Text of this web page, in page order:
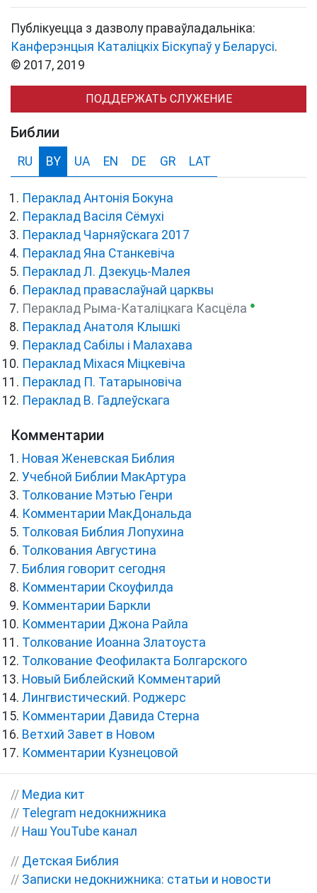
Публікуецца з дазволу праваўладальніка:
Канферэнцыя Каталіцкіх Біскупаў у Беларусі.
© 2017, 2019
ПОДДЕРЖАТЬ СЛУЖЕНИЕ
Библии
RU BY UA EN DE GR LAT
Пераклад Антонія Бокуна
Пераклад Васіля Сёмухі
Пераклад Чарняўскага 2017
Пераклад Яна Станкевіча
Пераклад Л. Дзекуць-Малея
Пераклад праваслаўнай царквы
Пераклад Рыма-Каталіцкага Касцёла ●
Пераклад Анатоля Клышкi
Пераклад Сабілы і Малахава
Пераклад Міхася Міцкевіча
Пераклад П. Татарыновіча
Пераклад В. Гадлеўскага
Комментарии
Новая Женевская Библия
Учебной Библии МакАртура
Толкование Мэтью Генри
Комментарии МакДональда
Толковая Библия Лопухина
Толкования Августина
Библия говорит сегодня
Комментарии Скоуфилда
Комментарии Баркли
Комментарии Джона Райла
Толкование Иоанна Златоуста
Толкование Феофилакта Болгарского
Новый Библейский Комментарий
Лингвистический. Роджерс
Комментарии Давида Стерна
Ветхий Завет в Новом
Комментарии Кузнецовой
// Медиа кит
// Telegram недокнижника
// Наш YouTube канал
// Детская Библия
// Записки недокнижника: статьи и новости